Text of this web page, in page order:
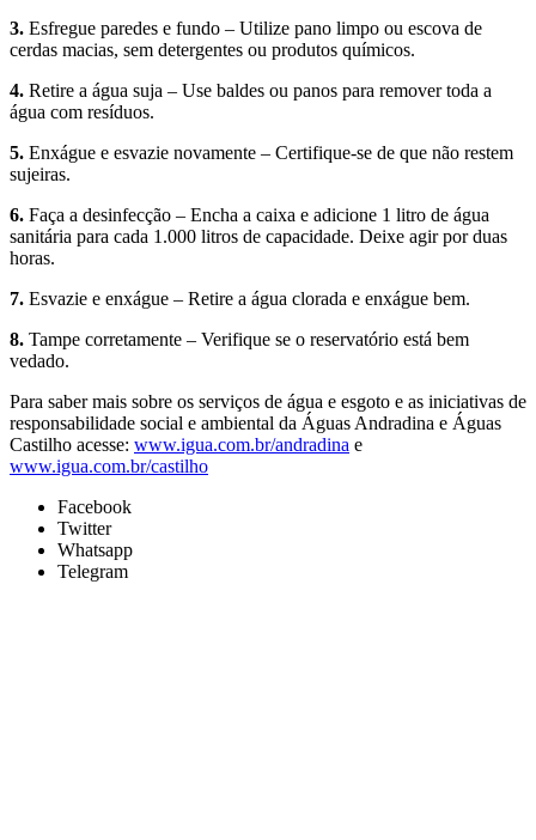
3. Esfregue paredes e fundo – Utilize pano limpo ou escova de
cerdas macias, sem detergentes ou produtos químicos.
4. Retire a água suja – Use baldes ou panos para remover toda a
água com resíduos.
5. Enxágue e esvazie novamente – Certifique-se de que não restem
sujeiras.
6. Faça a desinfecção – Encha a caixa e adicione 1 litro de água
sanitária para cada 1.000 litros de capacidade. Deixe agir por duas
horas.
7. Esvazie e enxágue – Retire a água clorada e enxágue bem.
8. Tampe corretamente – Verifique se o reservatório está bem
vedado.
Para saber mais sobre os serviços de água e esgoto e as iniciativas de
responsabilidade social e ambiental da Águas Andradina e Águas
Castilho acesse: www.igua.com.br/andradina e
www.igua.com.br/castilho
Facebook
Twitter
Whatsapp
Telegram